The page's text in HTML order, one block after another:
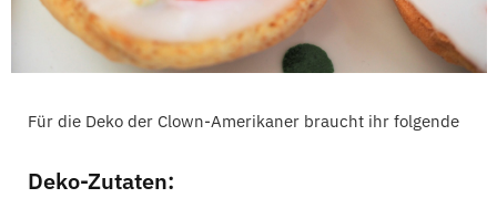
Für die Deko der Clown-Amerikaner braucht ihr folgende
Deko-Zutaten: